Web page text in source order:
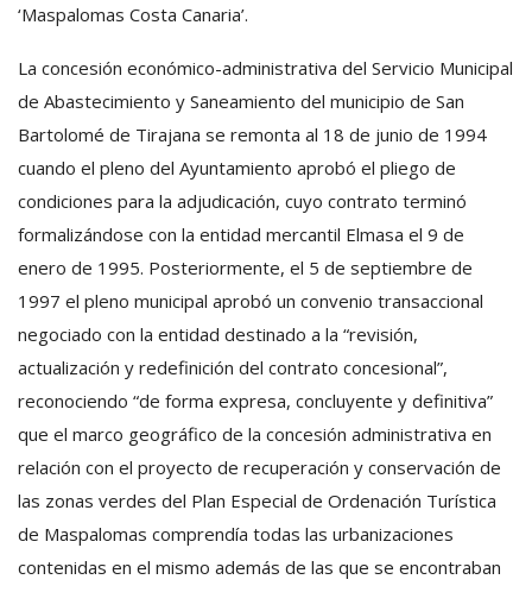
‘Maspalomas Costa Canaria’.
La concesión económico-administrativa del Servicio Municipal
de Abastecimiento y Saneamiento del municipio de San
Bartolomé de Tirajana se remonta al 18 de junio de 1994
cuando el pleno del Ayuntamiento aprobó el pliego de
condiciones para la adjudicación, cuyo contrato terminó
formalizándose con la entidad mercantil Elmasa el 9 de
enero de 1995. Posteriormente, el 5 de septiembre de
1997 el pleno municipal aprobó un convenio transaccional
negociado con la entidad destinado a la “revisión,
actualización y redefinición del contrato concesional”,
reconociendo “de forma expresa, concluyente y definitiva”
que el marco geográfico de la concesión administrativa en
relación con el proyecto de recuperación y conservación de
las zonas verdes del Plan Especial de Ordenación Turística
de Maspalomas comprendía todas las urbanizaciones
contenidas en el mismo además de las que se encontraban